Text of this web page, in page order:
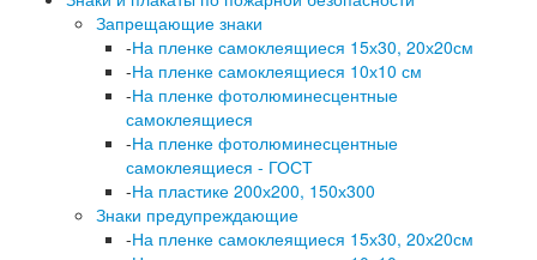
Запрещающие знаки
-На пленке самоклеящиеся 15х30, 20х20см
-На пленке самоклеящиеся 10х10 см
-На пленке фотолюминесцентные
самоклеящиеся
-На пленке фотолюминесцентные
самоклеящиеся - ГОСТ
-На пластике 200х200, 150х300
Знаки предупреждающие
-На пленке самоклеящиеся 15х30, 20х20см